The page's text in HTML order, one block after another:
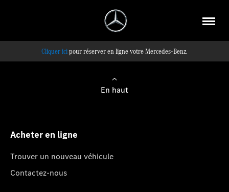
pour réserver en ligne votre Mercedes-Benz.
En haut
Acheter en ligne
Trouver un nouveau véhicule
Contactez-nous